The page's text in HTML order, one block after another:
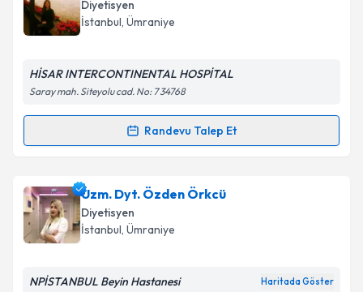
takvim hazırlandığında e-posta ile bilgilendireceğiz.
Kişisel verilerimin işlenmesine ilişkin
Metni'ni okudum ve kişisel verilerimin belirtilen
Takvim Talebini Gönder
Diyetisyen
İstanbul, Ümraniye
HİSAR INTERCONTINENTAL HOSPİTAL
Saray mah. Siteyolu cad. No: 7 34768
Randevu Talep Et
Randevu Takvimi Talebi
Uzm. Dyt. Elif Karacanoğluiçin randevu takvimi
talebi oluşturun. Size bu uzmandan randevu almanız
için bir takvim hazırlandığında e-posta ile
bilgilendireceğiz.
Uzm. Dyt. Özden Örkcü
Diyetisyen
İstanbul, Ümraniye
NPİSTANBUL Beyin Hastanesi Haritada Göster